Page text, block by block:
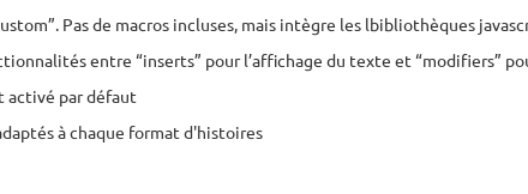
Pas de macros incluses, mais intègre les lbibliothèques
entre “inserts” pour l’affichage du texte et “modifiers”
activé par défaut
à chaque format d'histoires